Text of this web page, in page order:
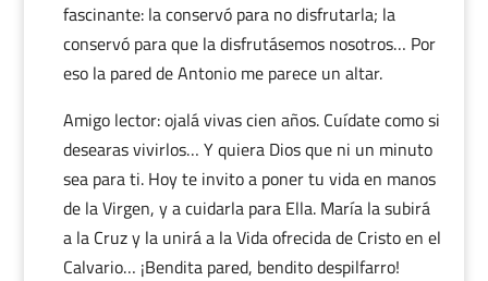
fascinante: la conservó para no disfrutarla; la
conservó para que la disfrutásemos nosotros… Por
eso la pared de Antonio me parece un altar.
Amigo lector: ojalá vivas cien años. Cuídate como si
desearas vivirlos… Y quiera Dios que ni un minuto
sea para ti. Hoy te invito a poner tu vida en manos
de la Virgen, y a cuidarla para Ella. María la subirá
a la Cruz y la unirá a la Vida ofrecida de Cristo en el
Calvario… ¡Bendita pared, bendito despilfarro!